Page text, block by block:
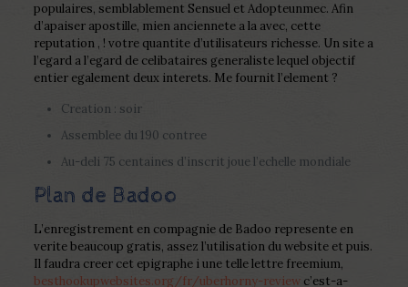
populaires, semblablement Sensuel et Adopteunmec. Afin
d’apaiser apostille, mien anciennete a la avec, cette
reputation , ! votre quantite d’utilisateurs richesse. Un site a
l’egard a l’egard de celibataires generaliste lequel objectif
entier egalement deux interets. Me fournit l’element ?
Creation : soir
Assemblee du 190 contree
Au-deli 75 centaines d’inscrit joue l’echelle mondiale
Plan de Badoo
L’enregistrement en compagnie de Badoo represente en
verite beaucoup gratis, assez l’utilisation du website et puis.
Il faudra creer cet epigraphe i une telle lettre freemium,
besthookupwebsites.org/fr/uberhorny-reviewc’est-a-